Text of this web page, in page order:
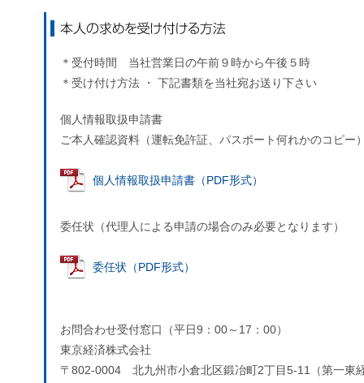
＊受付時間 当社営業日の午前９時から午後５時
＊受け付け方法 ・ 下記書類を当社宛お送り下さい
個人情報取扱申請書
ご本人確認資料（運転免許証、パスポート何れかのコピー
個人情報取扱申請書（PDF形式）
委任状（代理人による申請の場合のみ必要となります）
委任状（PDF形式）
お問合わせ受付窓口（平日9：00～17：00）
東京経済株式会社
〒802-0004 北九州市小倉北区鍛冶町2丁目5-11（第一東